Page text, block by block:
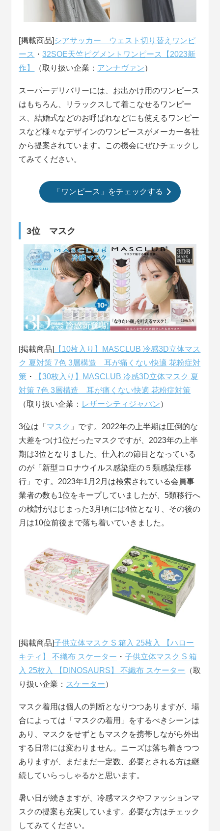
[掲載商品] シアサッカー ウェスト切り替えワンピ
ース ・32SOE天竺ピグメントワンピース【2023新
作】
（取り扱い企業： アンナヴァン）
スーパーデリバリーには、お出かけ用のワンピース
はもちろん、リラックスして着こなせるワンピー
ス、結婚式などのお呼ばれなどにも使えるワンピー
スなど様々なデザインのワンピースがメーカー各社
から提案されています。この機会にぜひチェックし
てみてください。
「ワンピース」をチェックする
3位 マスク
[掲載商品]
【10枚入り】MASCLUB 冷感3D立体マス
ク 夏対策 7色 3層構造 耳が痛くない快適 花粉症対
策 ・
【30枚入り】MASCLUB 冷感3D立体マスク 夏
対策 7色 3層構造 耳が痛くない快適 花粉症対策
（取り扱い企業： レザーシティジャパン）
3位は「 マスク 」です。2022年の上半期は圧倒的な
大差をつけ1位だったマスクですが、2023年の上半
期は3位となりました。仕入れの節目となっている
のが「新型コロナウイルス感染症の５類感染症移
行」です。2023年1月2月は検索されている会員事
業者の数も1位をキープしていましたが、5類移行へ
の検討がはじまった3月頃には4位となり、その後の
月は10位前後まで落ち着いていきました。
[掲載商品]子供立体マスク S 箱入 25枚入 【ハロー
キティ】 不織布 スケーター ・子供立体マスク S 箱
入 25枚入 【DINOSAURS】 不織布 スケーター （取
り扱い企業： スケーター）
マスク着用は個人の判断となりつつありますが、場
合によっては「マスクの着用」をするべきシーンは
あり、マスクをせずともマスクを携帯しながら外出
する日常には変わりません。ニーズは落ち着きつつ
ありますが、まだまだ一定数、必要とされる方は継
続していらっしゃるかと思います。
暑い日が続きますが、冷感マスクやファッションマ
スクの提案も充実しています。必要な方はチェック
してみてください。